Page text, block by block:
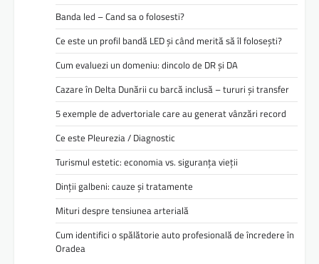
Banda led – Cand sa o folosesti?
Ce este un profil bandă LED și când merită să îl folosești?
Cum evaluezi un domeniu: dincolo de DR și DA
Cazare în Delta Dunării cu barcă inclusă – tururi și transfer
5 exemple de advertoriale care au generat vânzări record
Ce este Pleurezia / Diagnostic
Turismul estetic: economia vs. siguranța vieții
Dinții galbeni: cauze și tratamente
Mituri despre tensiunea arterială
Cum identifici o spălătorie auto profesională de încredere în
Oradea